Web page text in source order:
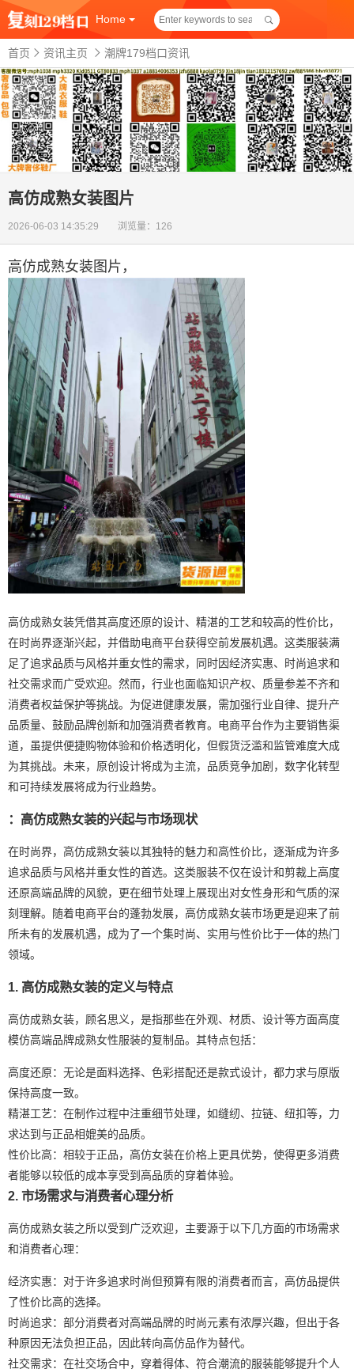
Home
首页 资讯主页 潮牌179档口资讯
高仿成熟女装图片
2026-06-03 14:35:29 浏览量：126
高仿成熟女装图片 ，
高仿成熟女装凭借其高度还原的设计、精湛的工艺和较高的性价比，
在时尚界逐渐兴起，并借助电商平台获得空前发展机遇。这类服装满
足了追求品质与风格并重女性的需求，同时因经济实惠、时尚追求和
社交需求而广受欢迎。然而，行业也面临知识产权、质量参差不齐和
消费者权益保护等挑战。为促进健康发展，需加强行业自律、提升产
品质量、鼓励品牌创新和加强消费者教育。电商平台作为主要销售渠
道，虽提供便捷购物体验和价格透明化，但假货泛滥和监管难度大成
为其挑战。未来，原创设计将成为主流，品质竞争加剧，数字化转型
和可持续发展将成为行业趋势。
：高仿成熟女装的兴起与市场现状
在时尚界，高仿成熟女装以其独特的魅力和高性价比，逐渐成为许多
追求品质与风格并重女性的首选。这类服装不仅在设计和剪裁上高度
还原高端品牌的风貌，更在细节处理上展现出对女性身形和气质的深
刻理解。随着电商平台的蓬勃发展，高仿成熟女装市场更是迎来了前
所未有的发展机遇，成为了一个集时尚、实用与性价比于一体的热门
领域。
1. 高仿成熟女装的定义与特点
高仿成熟女装，顾名思义，是指那些在外观、材质、设计等方面高度
模仿高端品牌成熟女性服装的复制品。其特点包括：
高度还原：无论是面料选择、色彩搭配还是款式设计，都力求与原版
保持高度一致。
精湛工艺：在制作过程中注重细节处理，如缝纫、拉链、纽扣等，力
求达到与正品相媲美的品质。
性价比高：相较于正品，高仿女装在价格上更具优势，使得更多消费
者能够以较低的成本享受到高品质的穿着体验。
2. 市场需求与消费者心理分析
高仿成熟女装之所以受到广泛欢迎，主要源于以下几方面的市场需求
和消费者心理：
经济实惠：对于许多追求时尚但预算有限的消费者而言，高仿品提供
了性价比高的选择。
时尚追求：部分消费者对高端品牌的时尚元素有浓厚兴趣，但出于各
种原因无法负担正品，因此转向高仿品作为替代。
社交需求：在社交场合中，穿着得体、符合潮流的服装能够提升个人